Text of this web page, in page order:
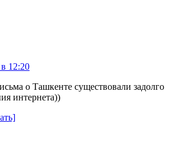
12:20
о Ташкенте существовали задолго
интернета))